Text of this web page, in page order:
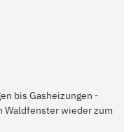
bis Gasheizungen -
Waldfenster wieder zum